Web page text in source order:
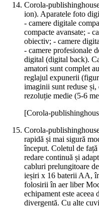
Corola-
ion). Aparatele foto
- camere digitale
compacte avansate; -
obiectiv; - camere
- camere profesionale
digital (digital back).
amatori sunt complet
reglajul expunerii
imaginii sunt reduse și,
rezoluție medie (5-6
[Corola-
Corola-
rapidă și mai sigură
început. Coletul de
redare continuă și
cabluri prelungitoare
ieșiri x 16 baterii AA,
folosirii în aer liber
echipament este aceea
divergentă. Cu alte